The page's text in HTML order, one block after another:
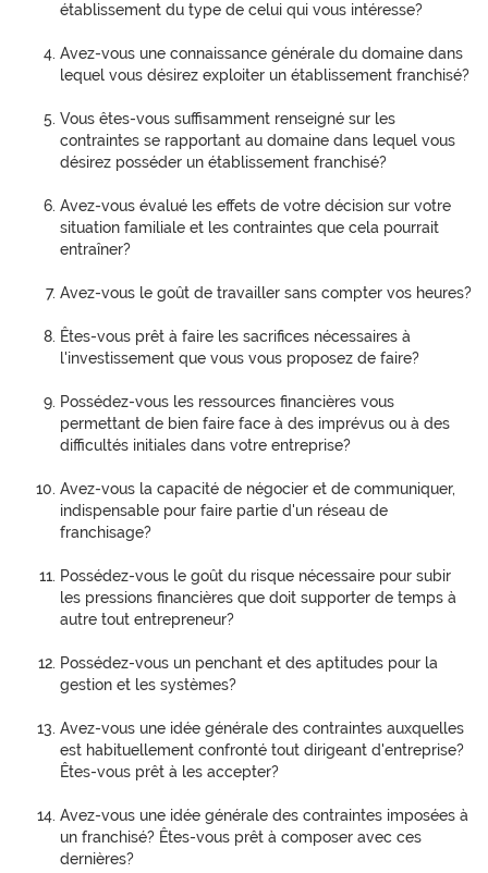
établissement du type de celui qui vous intéresse?
Avez-vous une connaissance générale du domaine dans
lequel vous désirez exploiter un établissement franchisé?
Vous êtes-vous suffisamment renseigné sur les
contraintes se rapportant au domaine dans lequel vous
désirez posséder un établissement franchisé?
Avez-vous évalué les effets de votre décision sur votre
situation familiale et les contraintes que cela pourrait
entraîner?
Avez-vous le goût de travailler sans compter vos heures?
Êtes-vous prêt à faire les sacrifices nécessaires à
l'investissement que vous vous proposez de faire?
Possédez-vous les ressources financières vous
permettant de bien faire face à des imprévus ou à des
difficultés initiales dans votre entreprise?
Avez-vous la capacité de négocier et de communiquer,
indispensable pour faire partie d'un réseau de
franchisage?
Possédez-vous le goût du risque nécessaire pour subir
les pressions financières que doit supporter de temps à
autre tout entrepreneur?
Possédez-vous un penchant et des aptitudes pour la
gestion et les systèmes?
Avez-vous une idée générale des contraintes auxquelles
est habituellement confronté tout dirigeant d'entreprise?
Êtes-vous prêt à les accepter?
Avez-vous une idée générale des contraintes imposées à
un franchisé? Êtes-vous prêt à composer avec ces
dernières?